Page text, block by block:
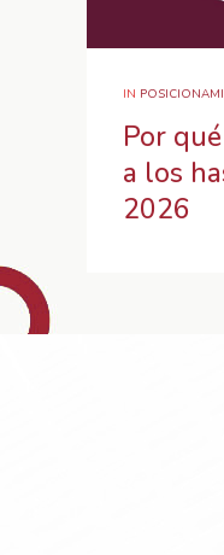
IN
Por
a los
2026